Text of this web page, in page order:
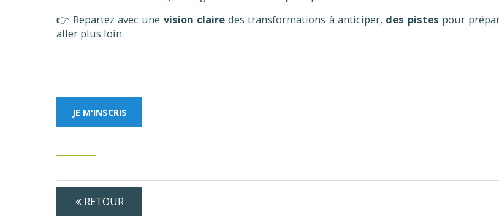
👉 Repartez avec une vision clairedes transformations à anticiper, des pistes pour
aller plus loin.
JE M'INSCRIS
RETOUR